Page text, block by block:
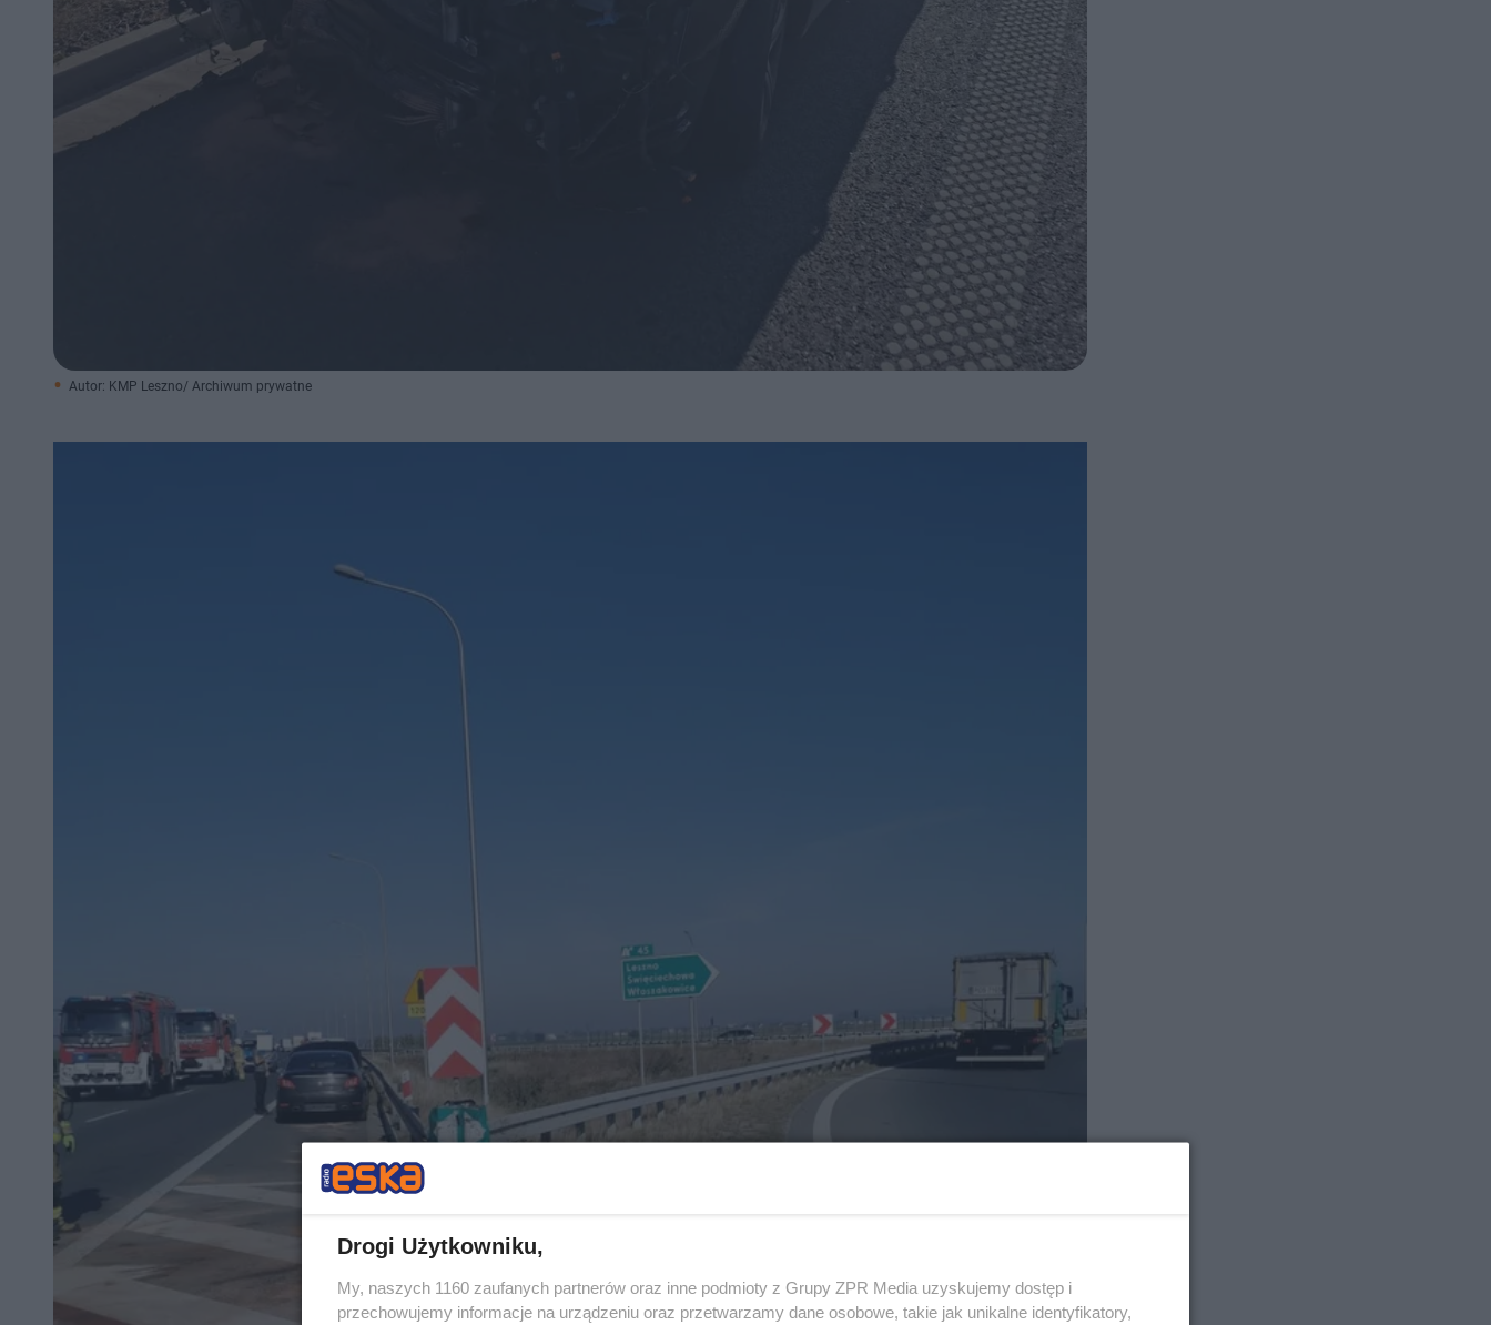
Autor: KMP Leszno/ Archiwum prywatne
Drogi Użytkowniku,
My, naszych 1160 zaufanych partnerów oraz inne podmioty z Grupy ZPR Media uzyskujemy dostęp i
przechowujemy informacje na urządzeniu oraz przetwarzamy dane osobowe, takie jak unikalne identyfikatory,